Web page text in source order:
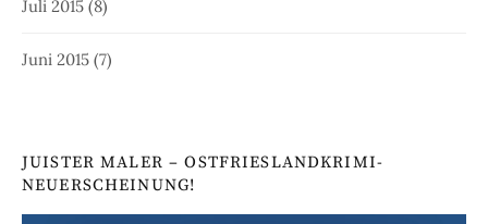
Juli 2015 (8)
Juni 2015 (7)
JUISTER MALER – OSTFRIESLANDKRIMI-
NEUERSCHEINUNG!